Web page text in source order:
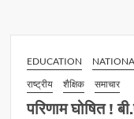
A
p
p
o
o
k
गठन
!
डीजीपी
ओपी
सिंह
EDUCATION
राष्ट्रीय
शैक्षिक समाचार
परिणाम घोषित !